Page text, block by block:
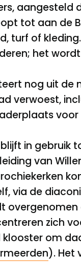
aangesteld
tot aan de
turf of
het
nog uit de
verwoest,
in gebruik
van
via de
overgenomen
zich
om
). Het